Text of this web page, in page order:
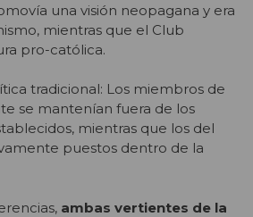
una visión neopagana y era
mientras que el Club
pro-católica.
tradicional: Los miembros de
se mantenían fuera de los
mientras que los del
puestos dentro de la
ambas vertientes de la